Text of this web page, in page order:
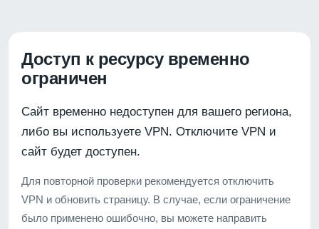
Доступ к ресурсу временно
ограничен
Сайт временно недоступен для вашего региона,
либо вы используете VPN. Отключите VPN и
сайт будет доступен.
Для повторной проверки рекомендуется отключить
VPN и обновить страницу. В случае, если ограничение
было применено ошибочно, вы можете направить